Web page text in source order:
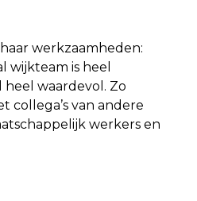
werkzaamheden:
wijkteam is heel
heel waardevol. Zo
collega’s van andere
werkers en